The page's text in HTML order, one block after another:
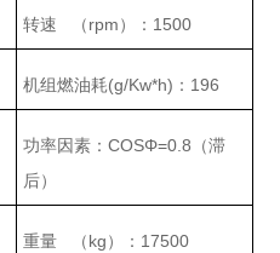
转速 （ rpm ）： 1500
机组燃油耗(g/Kw*h) ： 196
功率因素： COSΦ=0.8 （滞
后）
重量 （ kg ）： 17500